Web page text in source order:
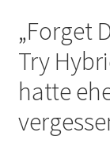
„Forget
Try
hatte